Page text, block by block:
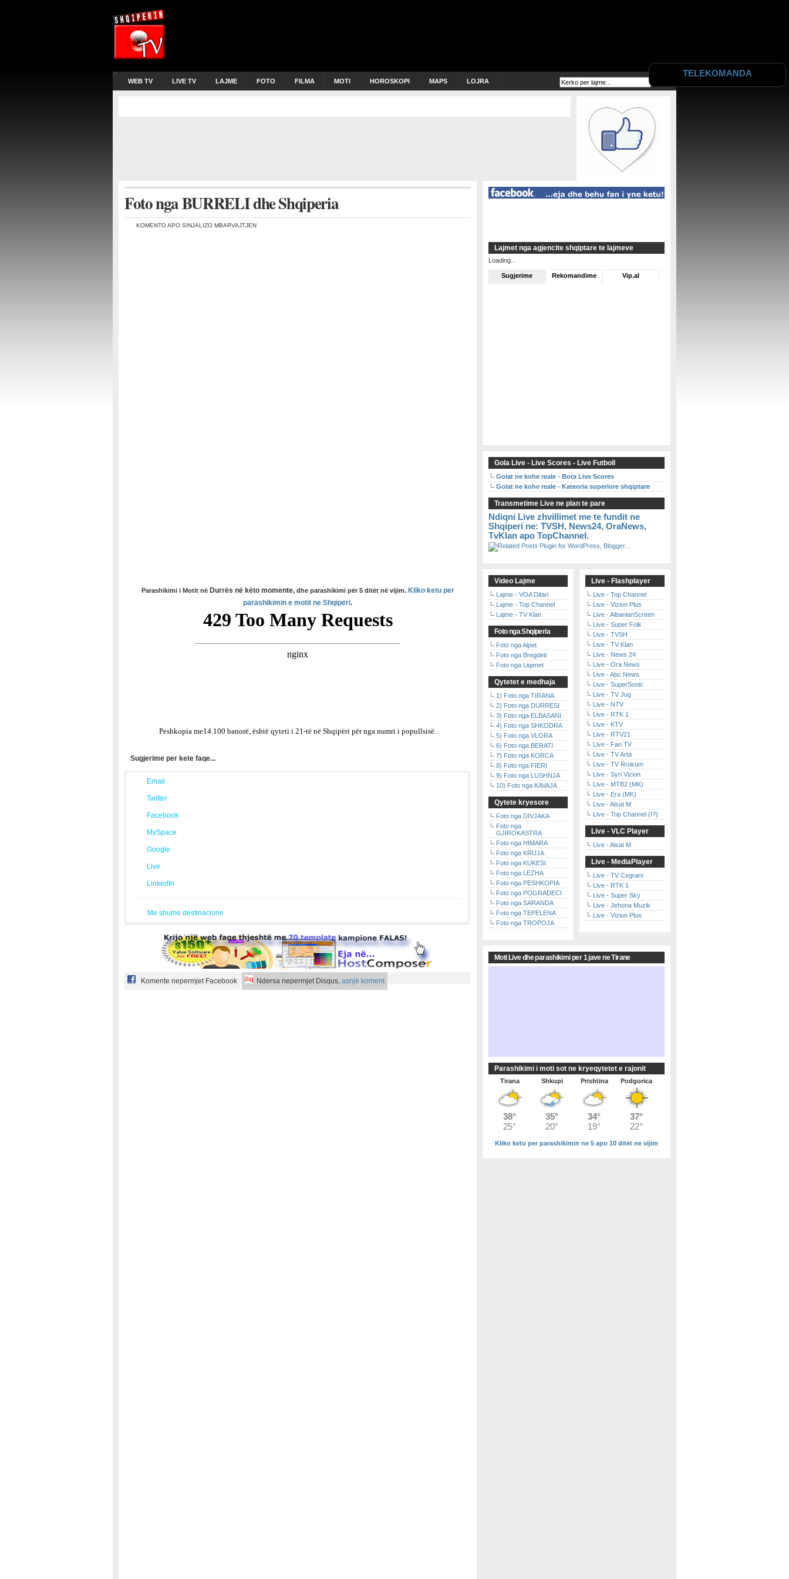
TELEKOMANDA
Live - A1 Report
WEB TV LIVE TV LAJME FOTO FILMA MOTI HOROSKOPI MAPS LOJRA
Foto nga BURRELI dhe Shqiperia
KOMENTO APO SINJALIZO MBARVAJTJEN
Parashikimi i Motit në Durrës nëkëto momente, dhe parashikimi për 5 ditët nëvijim. Kliko ketu per
parashikimin e motit ne Shqiperi.
Peshkopia me14.100 banorë, është qyteti i 21-të në Shqipëri për nga numri i popullsisë.
Sugjerime per kete faqe...
Email
Twitter
Facebook
MySpace
Google
Live
LinkedIn
Me shume destinacione
Komente nepermjet Facebook Ndersa nepermjet Disqus, asnjë koment
Lajmet nga agjencite shqiptare te lajmeve
Loading...
Sugjerime Rekomandime Vip.al
Gola Live - Live Scores - Live Futboll
Golat ne kohe reale - Bota Live Scores
Golat ne kohe reale - Kateoria superiore shqiptare
Transmetime Live ne plan te pare
Ndiqni Live zhvillimet me te fundit ne
Shqiperi ne: TVSH , News24, OraNews,
TvKlan apo TopChannel .
Video Lajme
Lajme - VOA Ditari
Lajme - Top Channel
Lajme - TV Klan
Foto nga Shqiperia
Foto nga Alpet
Foto nga Bregdeti
Foto nga Liqenet
Qytetet e medhaja
1) Foto nga TIRANA
2) Foto nga DURRESI
3) Foto nga ELBASANI
4) Foto nga SHKODRA
5) Foto nga VLORA
6) Foto nga BERATI
7) Foto nga KORCA
8) Foto nga FIERI
9) Foto nga LUSHNJA
10) Foto nga KAVAJA
Qytete kryesore
Foto nga DIVJAKA
Foto nga
GJIROKASTRA
Foto nga HIMARA
Foto nga KRUJA
Foto nga KUKESI
Foto nga LEZHA
Foto nga PESHKOPIA
Foto nga POGRADECI
Foto nga SARANDA
Foto nga TEPELENA
Foto nga TROPOJA
Live - Flashplayer
Live - Top Channel
Live - Vizion Plus
Live - AlbanianScreen
Live - Super Folk
Live - TVSH
Live - TV Klan
Live - News 24
Live - Ora News
Live - Abc News
Live - SuperSonic
Live - TV Jug
Live - NTV
Live - RTK 1
Live - KTV
Live - RTV21
Live - Fan TV
Live - TV Arta
Live - TV Rrokum
Live - Syri Vizion
Live - MTB2 (MK)
Live - Era (MK)
Live - Alsat M
Live - Top Channel (!?)
Live - VLC Player
Live - Alsat M
Live - MediaPlayer
Live - TV Cegrani
Live - RTK 1
Live - Super Sky
Live - Jehona Muzik
Live - Vizion Plus
Moti Live dhe parashikimi per 1 jave ne Tirane
Parashikimi i moti sot ne kryeqytetet e rajonit
Tirana Shkupi Prishtina Podgorica
Kliko ketu per parashikimin ne 5 apo 10 ditet ne vijim